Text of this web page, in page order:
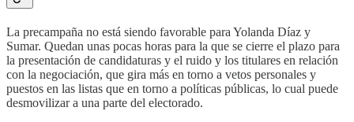
La precampaña no está siendo favorable para Yolanda Díaz y
Sumar. Quedan unas pocas horas para la que se cierre el plazo para
la presentación de candidaturas y el ruido y los titulares en relación
con la negociación, que gira más en torno a vetos personales y
puestos en las listas que en torno a políticas públicas, lo cual puede
desmovilizar a una parte del electorado.